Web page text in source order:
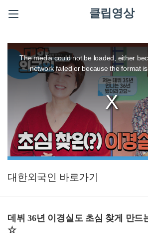
클립영상
is
modal
window.
The media could not be loaded, either
network failed or because the format
대한외국인
데뷔 36년 이경실도 초심 찾게 만드
☆